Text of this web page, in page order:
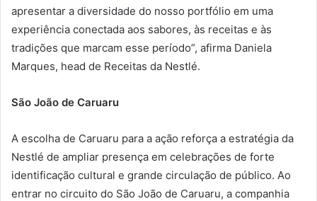
apresentar a diversidade do nosso portfólio em uma
experiência conectada aos sabores, às receitas e às
tradições que marcam esse período”, afirma Daniela
Marques, head de Receitas da Nestlé.
São João de Caruaru
A escolha de Caruaru para a ação reforça a estratégia da
Nestlé de ampliar presença em celebrações de forte
identificação cultural e grande circulação de público. Ao
entrar no circuito do São João de Caruaru, a companhia